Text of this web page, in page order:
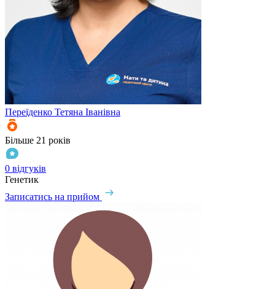
Переїденко Тетяна Іванівна
Більше 21 років
0 відгуків
Генетик
Записатись на прийом